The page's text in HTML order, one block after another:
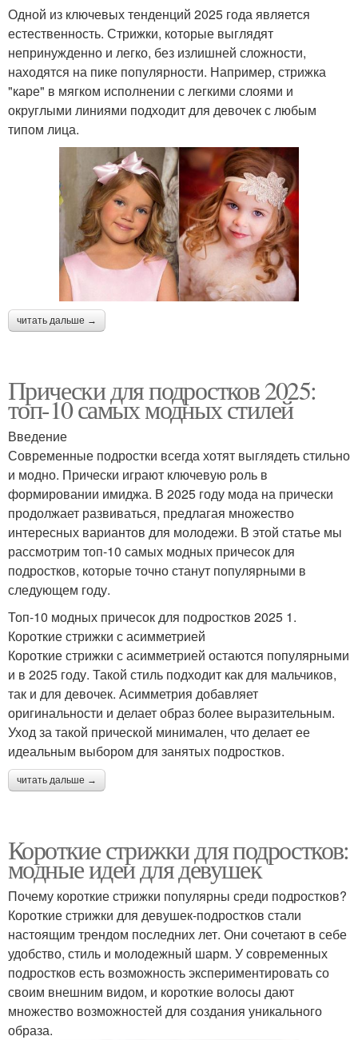
Одной из ключевых тенденций 2025 года является
естественность. Стрижки, которые выглядят
непринужденно и легко, без излишней сложности,
находятся на пике популярности. Например, стрижка
"каре" в мягком исполнении с легкими слоями и
округлыми линиями подходит для девочек с любым
типом лица.
читать дальше →
Прически для подростков 2025:
топ-10 самых модных стилей
Введение
Современные подростки всегда хотят выглядеть стильно
и модно. Прически играют ключевую роль в
формировании имиджа. В 2025 году мода на прически
продолжает развиваться, предлагая множество
интересных вариантов для молодежи. В этой статье мы
рассмотрим топ-10 самых модных причесок для
подростков, которые точно станут популярными в
следующем году.
Топ-10 модных причесок для подростков 2025 1.
Короткие стрижки с асимметрией
Короткие стрижки с асимметрией остаются популярными
и в 2025 году. Такой стиль подходит как для мальчиков,
так и для девочек. Асимметрия добавляет
оригинальности и делает образ более выразительным.
Уход за такой прической минимален, что делает ее
идеальным выбором для занятых подростков.
читать дальше →
Короткие стрижки для подростков:
модные идеи для девушек
Почему короткие стрижки популярны среди подростков?
Короткие стрижки для девушек-подростков стали
настоящим трендом последних лет. Они сочетают в себе
удобство, стиль и молодежный шарм. У современных
подростков есть возможность экспериментировать со
своим внешним видом, и короткие волосы дают
множество возможностей для создания уникального
образа.